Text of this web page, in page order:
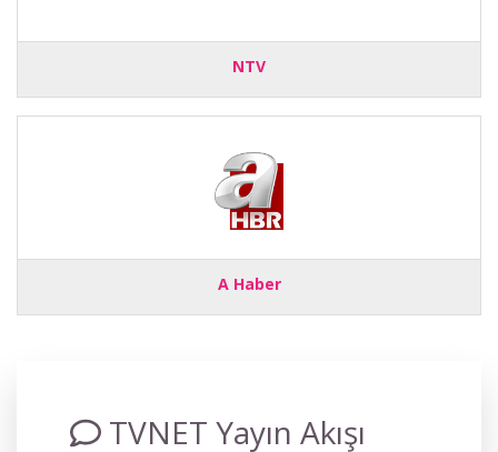
NTV
A Haber
TVNET Yayın Akışı